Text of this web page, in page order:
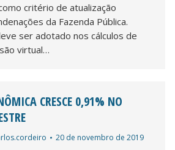
critério de atualização
da Fazenda Pública.
ser adotado nos cálculos de
virtual…
CRESCE 0,91% NO
20 de novembro de 2019